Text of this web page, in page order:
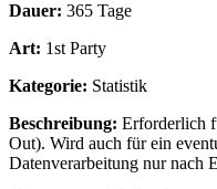
Dauer: 365 Tage
Art: 1st Party
Kategorie: Statistik
Beschreibung: Erforderlich
Out). Wird auch für ein
Datenverarbeitung nur nach